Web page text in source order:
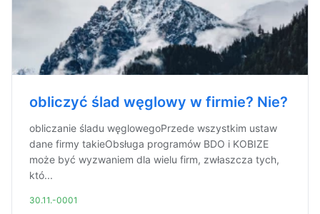
obliczyć ślad węglowy w firmie? Nie?
obliczanie śladu węglowegoPrzede wszystkim ustaw
dane firmy takieObsługa programów BDO i KOBIZE
może być wyzwaniem dla wielu firm, zwłaszcza tych,
któ...
30.11.-0001